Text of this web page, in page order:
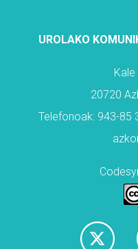
UROLAKO
Kale
20720
Telefonoak: 943-85